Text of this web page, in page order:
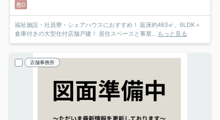
敷0
福祉施設・社員寮・シェアハウスにおすすめ！ 延床約463㎡、6LDK＋
倉庫付きの大型住付店舗戸建！ 居住スペースと事業... もっと見る
店舗事務所